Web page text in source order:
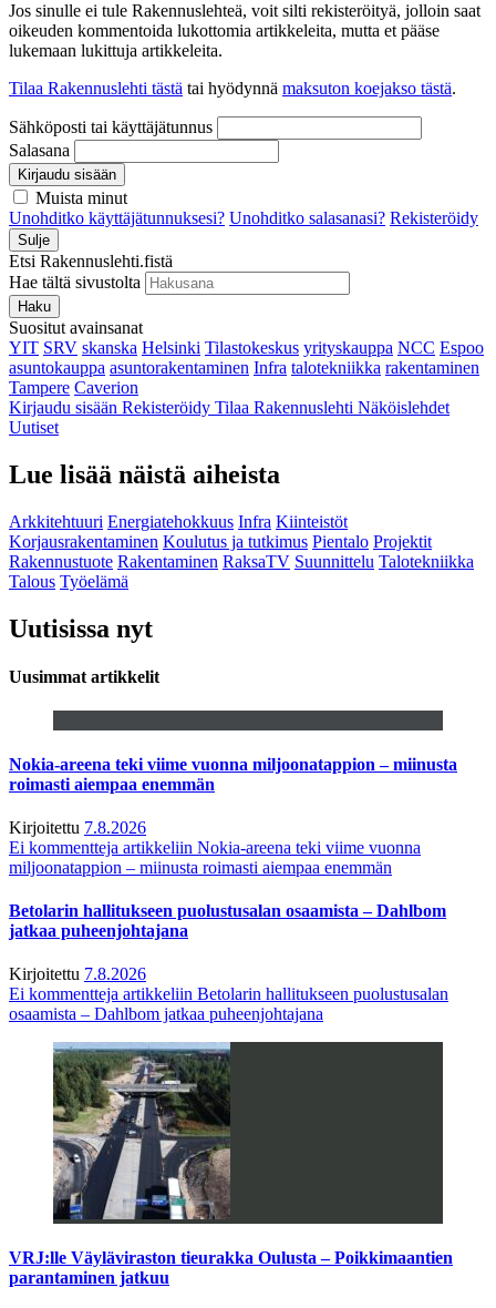
Jos sinulle ei tule Rakennuslehteä, voit silti rekisteröityä, jolloin saat
oikeuden kommentoida lukottomia artikkeleita, mutta et pääse
lukemaan lukittuja artikkeleita.
Tilaa Rakennuslehti tästä tai hyödynnä maksuton koejakso tästä.
Sähköposti tai käyttäjätunnus
Salasana
Kirjaudu sisään
Muista minut
Unohditko käyttäjätunnuksesi? Unohditko salasanasi? Rekisteröidy
Sulje
Etsi Rakennuslehti.fistä
Hae tältä sivustolta
Haku
Suositut avainsanat
YIT SRV skanska Helsinki Tilastokeskus yrityskauppa NCC Espoo
asuntokauppa asuntorakentaminen Infra talotekniikka rakentaminen
Tampere Caverion
Kirjaudu sisään Rekisteröidy Tilaa Rakennuslehti Näköislehdet
Uutiset
Lue lisää näistä aiheista
Arkkitehtuuri Energiatehokkuus Infra Kiinteistöt
Korjausrakentaminen Koulutus ja tutkimus Pientalo Projektit
Rakennustuote Rakentaminen RaksaTV Suunnittelu Talotekniikka
Talous Työelämä
Uutisissa nyt
Uusimmat artikkelit
Nokia-areena teki viime vuonna miljoonatappion – miinusta
roimasti aiempaa enemmän
Kirjoitettu 7.8.2026
Ei kommentteja artikkeliin Nokia-areena teki viime vuonna
miljoonatappion – miinusta roimasti aiempaa enemmän
Betolarin hallitukseen puolustusalan osaamista – Dahlbom
jatkaa puheenjohtajana
Kirjoitettu 7.8.2026
Ei kommentteja artikkeliin Betolarin hallitukseen puolustusalan
osaamista – Dahlbom jatkaa puheenjohtajana
VRJ:lle Väyläviraston tieurakka Oulusta – Poikkimaantien
parantaminen jatkuu